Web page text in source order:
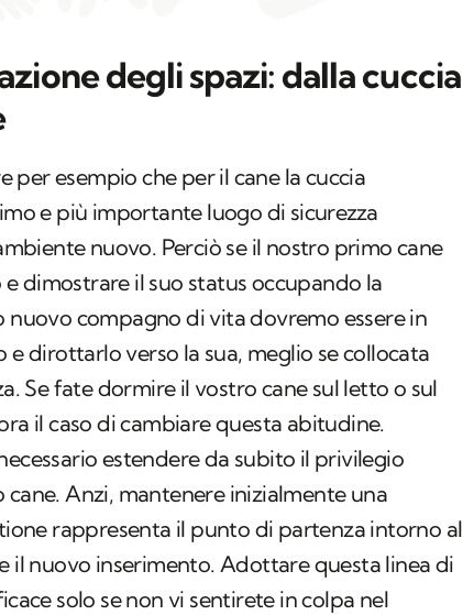
degli spazi: dalla cuccia
per esempio che per il cane la cuccia
e più importante luogo di sicurezza
nuovo. Perciò se il nostro primo cane
dimostrare il suo status occupando la
nuovo compagno di vita dovremo essere in
dirottarlo verso la sua, meglio se collocata
Se fate dormire il vostro cane sul letto o sul
il caso di cambiare questa abitudine.
estendere da subito il privilegio
cane. Anzi, mantenere inizialmente una
rappresenta il punto di partenza intorno al
il nuovo inserimento. Adottare questa linea di
solo se non vi sentirete in colpa nel